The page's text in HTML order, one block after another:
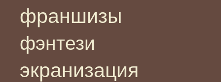
франшизы
фэнтези
экранизация